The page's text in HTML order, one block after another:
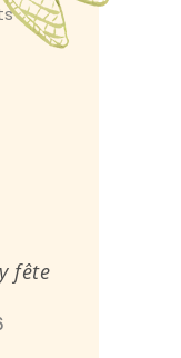
fête